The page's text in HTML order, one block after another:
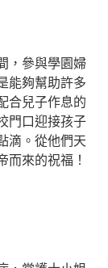
，參與學園婦
能夠幫助許多
合兒子作息的
門口迎接孩子
滴。從他們天
而來的祝福！